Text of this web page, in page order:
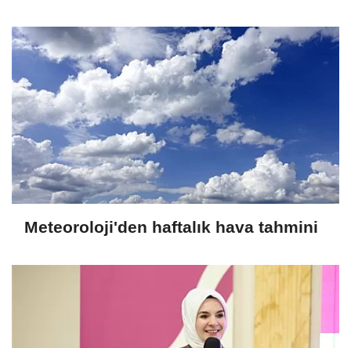
Meteoroloji'den haftalık hava tahmini